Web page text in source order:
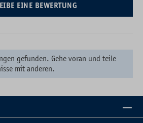
EINE BEWERTUNG
gefunden. Gehe voran und teile
mit anderen.